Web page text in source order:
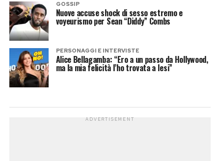
GOSSIP
Nuove accuse shock di sesso estremo e
voyeurismo per Sean “Diddy” Combs
PERSONAGGI E INTERVISTE
Alice Bellagamba: “Ero a un passo da Hollywood,
ma la mia felicità l’ho trovata a Iesi”
ADVERTISEMENT